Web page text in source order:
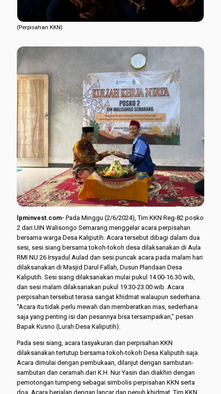
(Perpisahan KKN)
lpminvest.com- Pada Minggu (2/6/2024), Tim KKN Reg-82 posko
2 dari UIN Walisongo Semarang menggelar acara perpisahan
bersama warga Desa Kaliputih. Acara tersebut dibagi dalam dua
sesi, sesi siang bersama tokoh-tokoh desa dilaksanakan di Aula
RMI NU 26 Irsyadul Aulad dan sesi puncak acara pada malam hari
dilaksanakan di Masjid Darul Fallah, Dusun Plandaan Desa
Kaliputih. Sesi siang dilaksanakan mulai pukul 14.00-16.30 wib,
dan sesi malam dilaksanakan pukul 19.30-23.00 wib. Acara
perpisahan tersebut terasa sangat khidmat walaupun sederhana.
“Acara itu tidak perlu mewah dan memberatkan mas, sederhana
saja yang penting isi dan pesannya bisa tersampaikan,” pesan
Bapak Kusno (Lurah Desa Kaliputih).
Pada sesi siang, acara tasyakuran dan perpisahan KKN
dilaksanakan tertutup bersama tokoh-tokoh Desa Kaliputih saja.
Acara dimulai dengan pembukaan, dilanjut dengan sambutan-
sambutan dan ceramah dari K.H. Nur Yasin dan diakhiri dengan
pemotongan tumpeng sebagai simbolis perpisahan KKN serta
doa. Acara berjalan dengan lancar dan penuh khidmat. Tim KKN